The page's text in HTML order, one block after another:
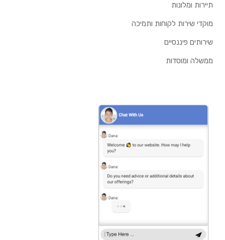
תיירות ומלונות
מוקדי שירות לקוחות ותמיכה
שירותים פיננסיים
ממשלה ומוסדות